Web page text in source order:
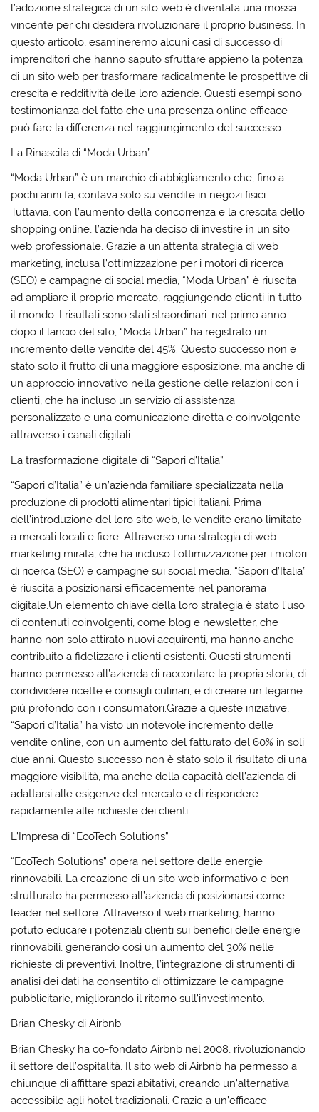
l’adozione strategica di un sito web è diventata una mossa
vincente per chi desidera rivoluzionare il proprio business. In
questo articolo, esamineremo alcuni casi di successo di
imprenditori che hanno saputo sfruttare appieno la potenza
di un sito web per trasformare radicalmente le prospettive di
crescita e redditività delle loro aziende. Questi esempi sono
testimonianza del fatto che una presenza online efficace
può fare la differenza nel raggiungimento del successo.
La Rinascita di “Moda Urban”
“Moda Urban” è un marchio di abbigliamento che, fino a
pochi anni fa, contava solo su vendite in negozi fisici.
Tuttavia, con l’aumento della concorrenza e la crescita dello
shopping online, l’azienda ha deciso di investire in un sito
web professionale. Grazie a un’attenta strategia di web
marketing, inclusa l’ottimizzazione per i motori di ricerca
(SEO) e campagne di social media, “Moda Urban” è riuscita
ad ampliare il proprio mercato, raggiungendo clienti in tutto
il mondo. I risultati sono stati straordinari: nel primo anno
dopo il lancio del sito, “Moda Urban” ha registrato un
incremento delle vendite del 45%. Questo successo non è
stato solo il frutto di una maggiore esposizione, ma anche di
un approccio innovativo nella gestione delle relazioni con i
clienti, che ha incluso un servizio di assistenza
personalizzato e una comunicazione diretta e coinvolgente
attraverso i canali digitali.
La trasformazione digitale di “Sapori d’Italia”
“Sapori d’Italia” è un’azienda familiare specializzata nella
produzione di prodotti alimentari tipici italiani. Prima
dell’introduzione del loro sito web, le vendite erano limitate
a mercati locali e fiere. Attraverso una strategia di web
marketing mirata, che ha incluso l’ottimizzazione per i motori
di ricerca (SEO) e campagne sui social media, “Sapori d’Italia”
è riuscita a posizionarsi efficacemente nel panorama
digitale.Un elemento chiave della loro strategia è stato l’uso
di contenuti coinvolgenti, come blog e newsletter, che
hanno non solo attirato nuovi acquirenti, ma hanno anche
contribuito a fidelizzare i clienti esistenti. Questi strumenti
hanno permesso all’azienda di raccontare la propria storia, di
condividere ricette e consigli culinari, e di creare un legame
più profondo con i consumatori.Grazie a queste iniziative,
“Sapori d’Italia” ha visto un notevole incremento delle
vendite online, con un aumento del fatturato del 60% in soli
due anni. Questo successo non è stato solo il risultato di una
maggiore visibilità, ma anche della capacità dell’azienda di
adattarsi alle esigenze del mercato e di rispondere
rapidamente alle richieste dei clienti.
L’Impresa di “EcoTech Solutions”
“EcoTech Solutions” opera nel settore delle energie
rinnovabili. La creazione di un sito web informativo e ben
strutturato ha permesso all’azienda di posizionarsi come
leader nel settore. Attraverso il web marketing, hanno
potuto educare i potenziali clienti sui benefici delle energie
rinnovabili, generando così un aumento del 30% nelle
richieste di preventivi. Inoltre, l’integrazione di strumenti di
analisi dei dati ha consentito di ottimizzare le campagne
pubblicitarie, migliorando il ritorno sull’investimento.
Brian Chesky di Airbnb
Brian Chesky ha co-fondato Airbnb nel 2008, rivoluzionando
il settore dell’ospitalità. Il sito web di Airbnb ha permesso a
chiunque di affittare spazi abitativi, creando un’alternativa
accessibile agli hotel tradizionali. Grazie a un’efficace